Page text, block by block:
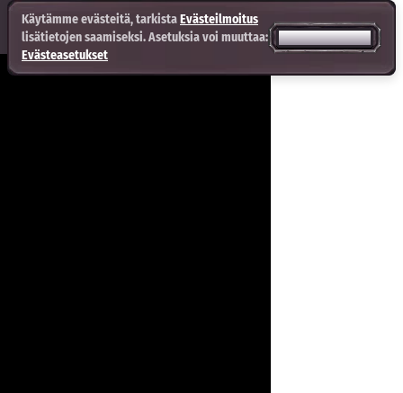
Käytämme evästeitä, tarkistaEvästeilmoitus
lisätietojen saamiseksi. Asetuksia voi muuttaa:
Evästeasetukset
HYVÄKSY KAIKKI